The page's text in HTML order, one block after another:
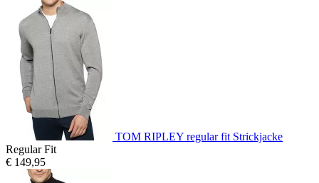
TOM RIPLEY regular fit Strickjacke
Regular Fit
€ 149,95